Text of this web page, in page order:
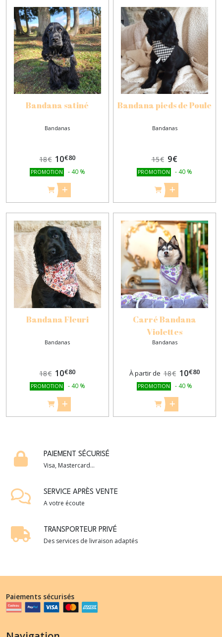
Bandana satiné
Bandanas
18€ 10€80
PROMOTION - 40 %
Bandana pieds de Poule
Bandanas
15€ 9€
PROMOTION - 40 %
Bandana Fleuri
Bandanas
18€ 10€80
PROMOTION - 40 %
Carré Bandana
Violettes
Bandanas
À partir de 18€ 10€80
PROMOTION - 40 %
PAIEMENT SÉCURISÉ
Visa, Mastercard...
SERVICE APRÈS VENTE
A votre écoute
TRANSPORTEUR PRIVÉ
Des services de livraison adaptés
Paiements sécurisés